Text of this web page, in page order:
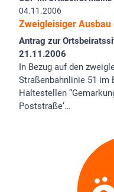
04.11.2006
Zweigleisiger
Antrag zur
21.11.2006
In Bezug auf den
Straßenbahnlinie 51 im
Haltestellen
Poststraße‘…